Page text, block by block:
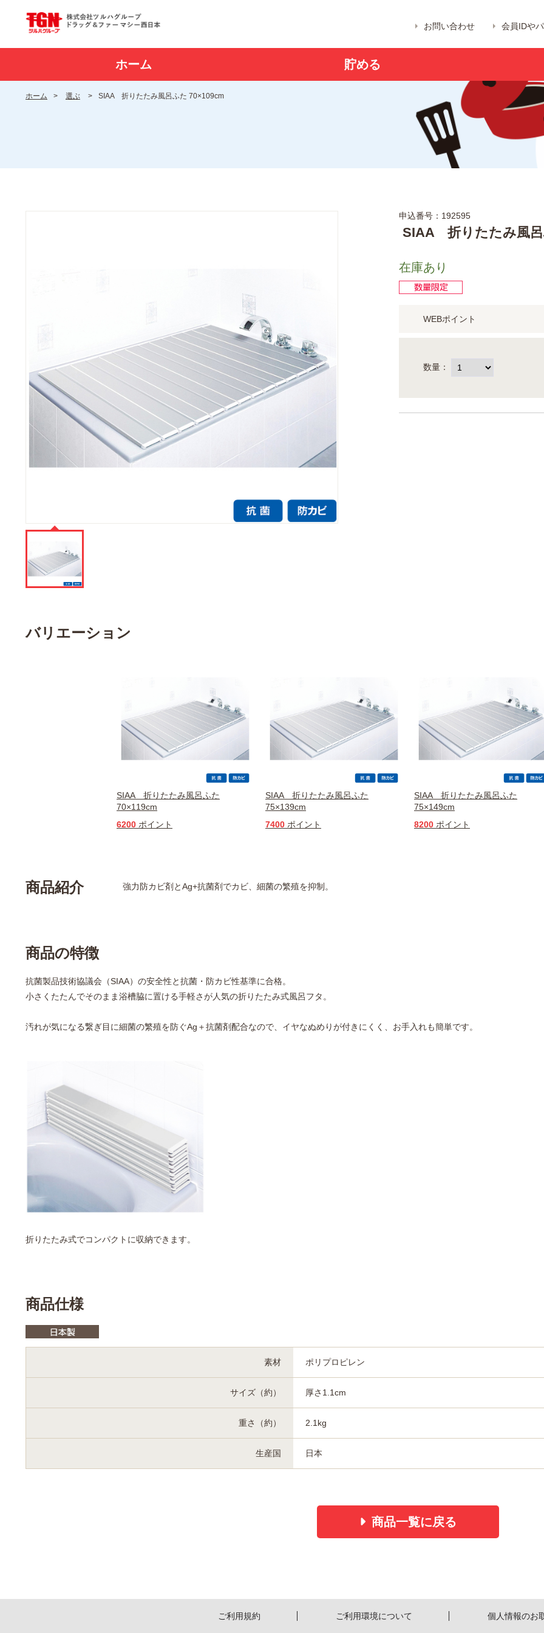
お問い合わせ 会員IDや
ホーム 貯める
ホーム > 選ぶ > SIAA 折りたたみ風呂ふた 70×109cm
申込番号：192595
SIAA 折りたたみ風呂
在庫あり
WEBポイント
数量：
バリエーション
SIAA 折りたたみ風呂ふた
70×119cm
6200 ポイント
SIAA 折りたたみ風呂ふた
75×139cm
7400 ポイント
SIAA 折りたたみ風呂ふた
75×149cm
8200 ポイント
商品紹介 強力防カビ剤とAg+抗菌剤でカビ、細菌の繁殖を抑制。
商品の特徴
抗菌製品技術協議会（SIAA）の安全性と抗菌・防カビ性基準に合格。
小さくたたんでそのまま浴槽脇に置ける手軽さが人気の折りたたみ式風呂フタ。
汚れが気になる繋ぎ目に細菌の繁殖を防ぐAg＋抗菌剤配合なので、イヤなぬめりが付きにくく、お手入れも簡単です。
折りたたみ式でコンパクトに収納できます。
商品仕様
素材 ポリプロピレン
サイズ（約） 厚さ1.1cm
重さ（約） 2.1kg
生産国 日本
商品一覧に戻る
ご利用規約 ご利用環境について 個人情報のお